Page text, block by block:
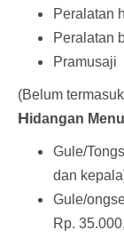
Peralatan
Peralatan
Pramusaji
(Belum
Hidangan
Gule/
dan
Gule/
Rp.